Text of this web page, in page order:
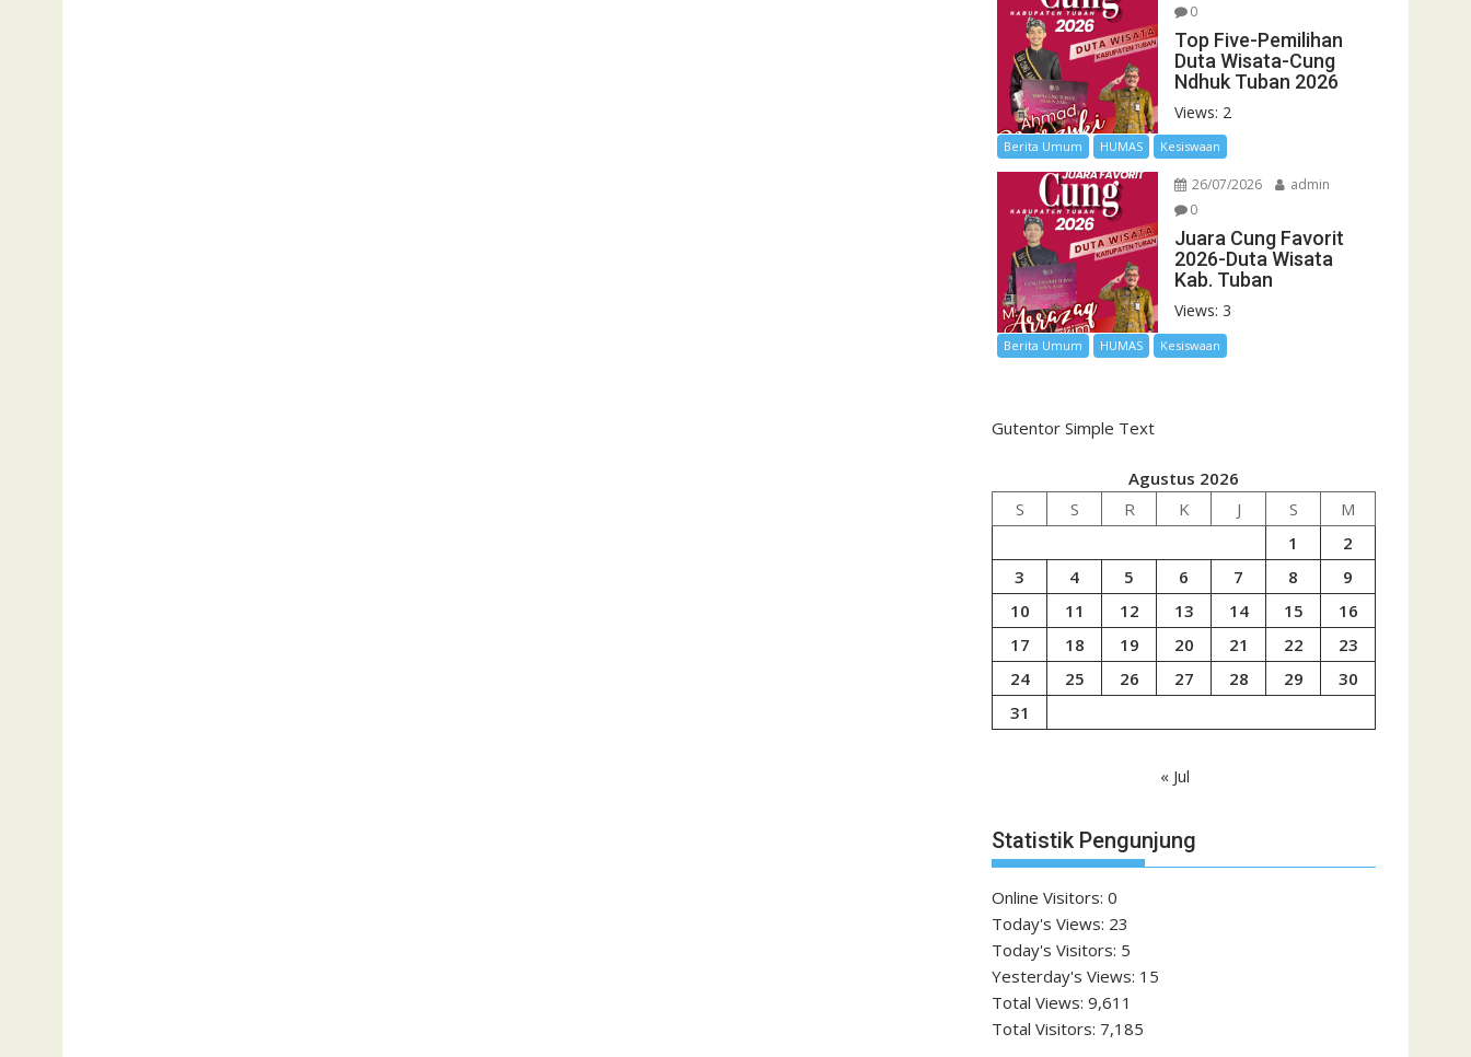
0
Top Five-Pemilihan
Duta Wisata-Cung
Ndhuk Tuban 2026
Views: 2
Berita Umum HUMAS Kesiswaan
26/07/2026
admin
0
Juara Cung Favorit
2026-Duta Wisata
Kab. Tuban
Views: 3
Berita Umum HUMAS Kesiswaan
Gutentor Simple Text
Agustus 2026
S
S R K J S
M
1
2
3
4 5 6 7 8
9
10
11 12 13 14 15
16
17
18 19 20 21 22
23
24
25 26 27 28 29
30
31
« Jul
Statistik Pengunjung
Online Visitors: 0
Today's Views: 23
Today's Visitors: 5
Yesterday's Views: 15
Total Views: 9,611
Total Visitors: 7,185